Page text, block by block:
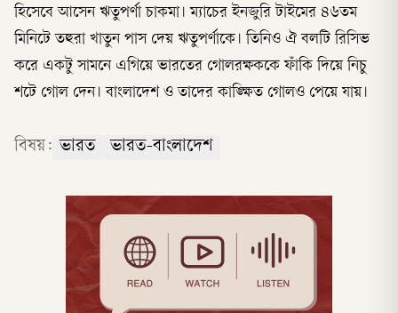
হিসেবে আসেন ঋতুপর্ণা চাকমা। ম্যাচের ইনজুরি টাইমের ৪৬তম
মিনিটে তহুরা খাতুন পাস দেয় ঋতুপর্ণাকে। তিনিও ঐ বলটি রিসিভ
করে একটু সামনে এগিয়ে ভারতের গোলরক্ষককে ফাঁকি দিয়ে নিচু
শটে গোল দেন। বাংলাদেশ ও তাদের কাঙ্ক্ষিত গোলও পেয়ে যায়।
বিষয়: ভারত ভারত-বাংলাদেশ